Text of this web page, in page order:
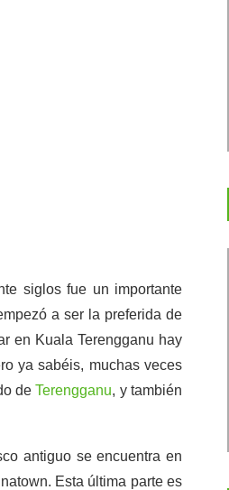
siglos fue un importante
a ser la preferida de
en Kuala Terengganu hay
ya sabéis, muchas veces
deTerengganu, y también
antiguo se encuentra en
Esta última parte es